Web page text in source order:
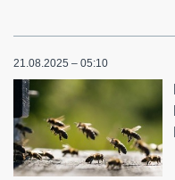
21.08.2025 – 05:10